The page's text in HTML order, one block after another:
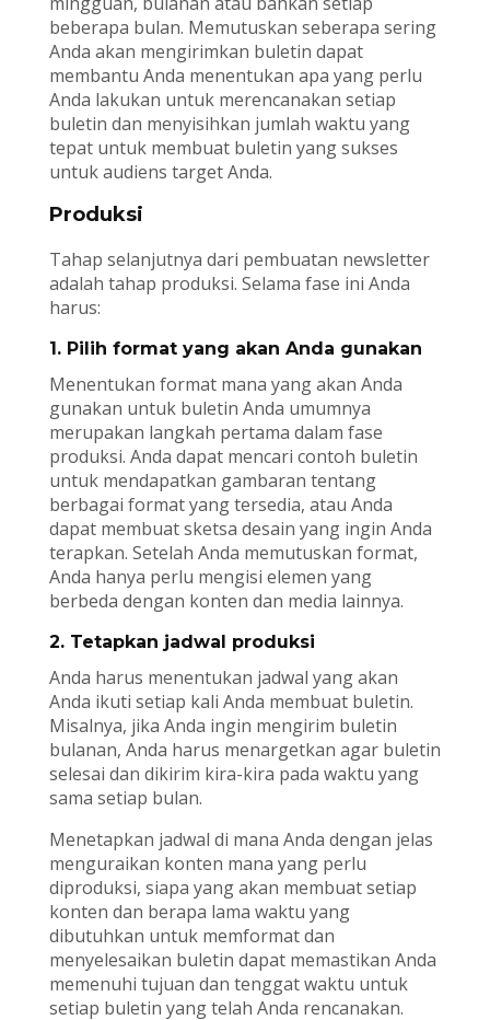
beberapa bulan. Memutuskan seberapa sering
Anda akan mengirimkan buletin dapat
membantu Anda menentukan apa yang perlu
Anda lakukan untuk merencanakan setiap
buletin dan menyisihkan jumlah waktu yang
tepat untuk membuat buletin yang sukses
untuk audiens target Anda.
Produksi
Tahap selanjutnya dari pembuatan newsletter
adalah tahap produksi. Selama fase ini Anda
harus:
1. Pilih format yang akan Anda gunakan
Menentukan format mana yang akan Anda
gunakan untuk buletin Anda umumnya
merupakan langkah pertama dalam fase
produksi. Anda dapat mencari contoh buletin
untuk mendapatkan gambaran tentang
berbagai format yang tersedia, atau Anda
dapat membuat sketsa desain yang ingin Anda
terapkan. Setelah Anda memutuskan format,
Anda hanya perlu mengisi elemen yang
berbeda dengan konten dan media lainnya.
2. Tetapkan jadwal produksi
Anda harus menentukan jadwal yang akan
Anda ikuti setiap kali Anda membuat buletin.
Misalnya, jika Anda ingin mengirim buletin
bulanan, Anda harus menargetkan agar buletin
selesai dan dikirim kira-kira pada waktu yang
sama setiap bulan.
Menetapkan jadwal di mana Anda dengan jelas
menguraikan konten mana yang perlu
diproduksi, siapa yang akan membuat setiap
konten dan berapa lama waktu yang
dibutuhkan untuk memformat dan
menyelesaikan buletin dapat memastikan Anda
memenuhi tujuan dan tenggat waktu untuk
setiap buletin yang telah Anda rencanakan.